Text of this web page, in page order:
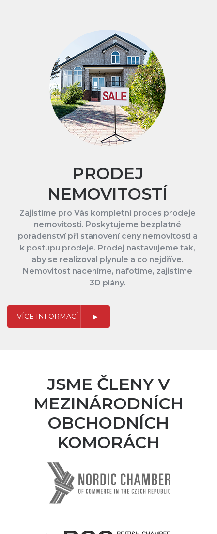
PRODEJ
NEMOVITOSTÍ
Zajistíme pro Vás kompletní proces prodeje
nemovitosti. Poskytujeme bezplatné
poradenství při stanovení ceny nemovitosti a
k postupu prodeje. Prodej nastavujeme tak,
aby se realizoval plynule a co nejdříve.
Nemovitost naceníme, nafotíme, zajistíme
3D plány.
VÍCE INFORMACÍ
JSME ČLENY V
MEZINÁRODNÍCH
OBCHODNÍCH
KOMORÁCH